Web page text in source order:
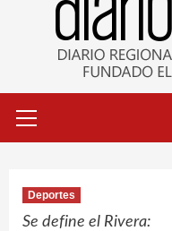
primario
Deportes
Se define el Rivera: